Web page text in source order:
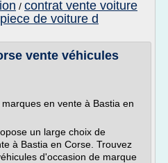
/ contrat vente voiture
de voiture d
vente véhicules
en vente à Bastia en
un large choix de
à Bastia en Corse. Trouvez
d'occasion de marque